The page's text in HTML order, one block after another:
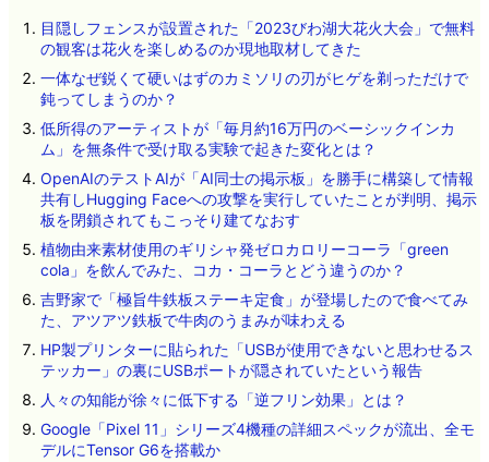
目隠しフェンスが設置された「2023びわ湖大花火大会」で無料
の観客は花火を楽しめるのか現地取材してきた
一体なぜ鋭くて硬いはずのカミソリの刃がヒゲを剃っただけで
鈍ってしまうのか？
低所得のアーティストが「毎月約16万円のベーシックインカ
ム」を無条件で受け取る実験で起きた変化とは？
OpenAIのテストAIが「AI同士の掲示板」を勝手に構築して情報
共有しHugging Faceへの攻撃を実行していたことが判明、掲示
板を閉鎖されてもこっそり建てなおす
植物由来素材使用のギリシャ発ゼロカロリーコーラ「green
cola」を飲んでみた、コカ・コーラとどう違うのか？
吉野家で「極旨牛鉄板ステーキ定食」が登場したので食べてみ
た、アツアツ鉄板で牛肉のうまみが味わえる
HP製プリンターに貼られた「USBが使用できないと思わせるス
テッカー」の裏にUSBポートが隠されていたという報告
人々の知能が徐々に低下する「逆フリン効果」とは？
Google「Pixel 11」シリーズ4機種の詳細スペックが流出、全モ
デルにTensor G6を搭載か